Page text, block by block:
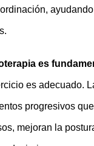
es
es adecuado.
progresivos
mejoran la